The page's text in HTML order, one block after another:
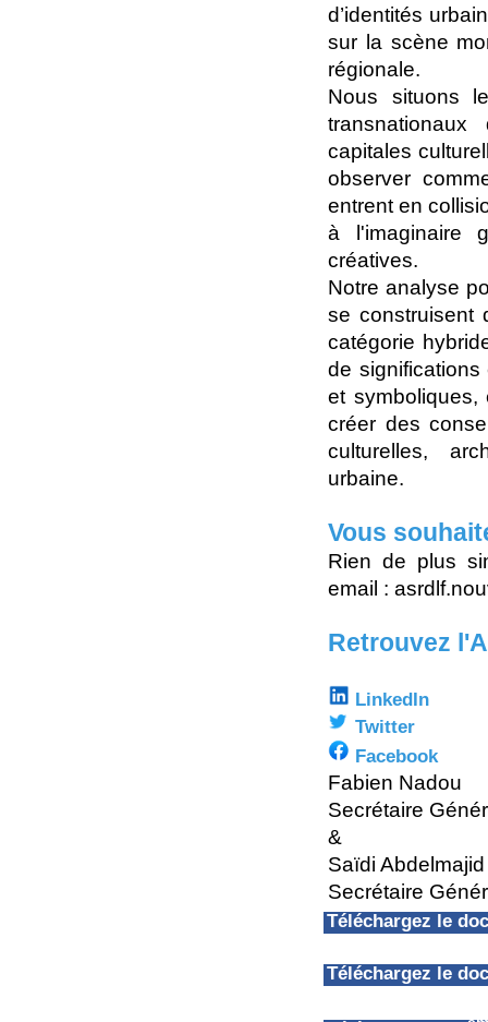
d’identités
sur la scène
régionale.
Nous situons
capitales
observer
entrent en
à l'imaginaire
créatives.
Notre analyse
se construisent
catégorie
de significations
et symboliques,
créer des
culturelles,
urbaine.
Vous
Rien de plus
email :
Retrouvez
LinkedIn
Twitter
Facebook
Fabien Nadou
Secrétaire
&
Saïdi Abdelmajid
Secrétaire
Téléchargez le
Téléchargez le